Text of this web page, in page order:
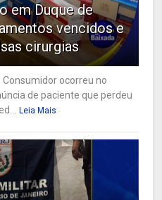
em Duque de
vencidos e
cirurgias
Consumidor ocorreu no
de paciente que perdeu
Leia Mais